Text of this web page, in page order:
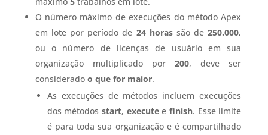
O número máximo de execuções do método Apex
em lote por período de 24 horassão de250.000,
ou o número de licenças de usuário em sua
organização multiplicado por200, deve ser
consideradoo que for maior.
As execuções de métodos incluem execuções
dos métodosstart, executee finish. Esse limite
é para toda sua organização e é compartilhado